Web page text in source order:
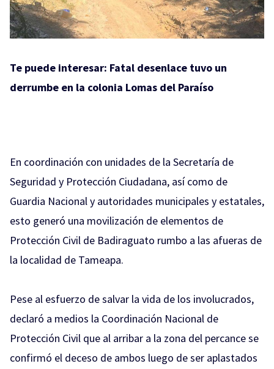
Te puede interesar: Fatal desenlace tuvo un
derrumbe en la colonia Lomas del Paraíso
En coordinación con unidades de la Secretaría de
Seguridad y Protección Ciudadana, así como de
Guardia Nacional y autoridades municipales y estatales,
esto generó una movilización de elementos de
Protección Civil de Badiraguato rumbo a las afueras de
la localidad de Tameapa.
Pese al esfuerzo de salvar la vida de los involucrados,
declaró a medios la Coordinación Nacional de
Protección Civil que al arribar a la zona del percance se
confirmó el deceso de ambos luego de ser aplastados